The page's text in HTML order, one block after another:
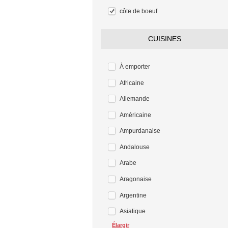
côte de boeuf
CUISINES
À emporter
Africaine
Allemande
Américaine
Ampurdanaise
Andalouse
Arabe
Aragonaise
Argentine
Asiatique
Élargir